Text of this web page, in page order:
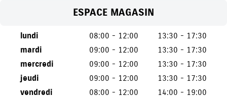
ESPACE MAGASIN
lundi 08:00 - 12:00
13:30 - 17:30
mardi
09:00 - 12:00
13:30 - 17:30
mercredi
09:00 - 12:00
13:30 - 17:30
jeudi
09:00 - 12:00
13:30 - 17:30
vendredi
08:00 - 12:00 14:00 - 19:00